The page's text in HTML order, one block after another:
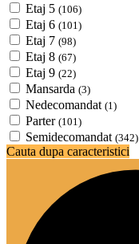
Etaj 5 (106)
Etaj 6 (101)
Etaj 7 (98)
Etaj 8 (67)
Etaj 9 (22)
Mansarda (3)
Nedecomandat (1)
Parter (101)
Semidecomandat (342)
Cauta dupa caracteristici